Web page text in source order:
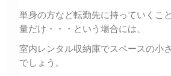
単身の方など転勤先に持っていくこ
量だけ・・・という場合には、
室内レンタル収納庫でスペースの小
でしょう。